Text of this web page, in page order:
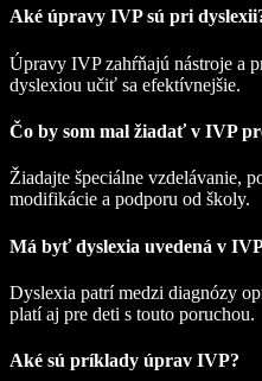
Aké úpravy IVP sú pri
Úpravy IVP zahŕňajú nástroje a
dyslexiou učiť sa efektívnejšie.
Čo by som mal žiadať v IVP
Žiadajte špeciálne vzdelávanie,
modifikácie a podporu od školy.
Má byť dyslexia uvedená v
Dyslexia patrí medzi diagnózy
platí aj pre deti s touto poruchou.
Aké sú príklady úprav IVP?